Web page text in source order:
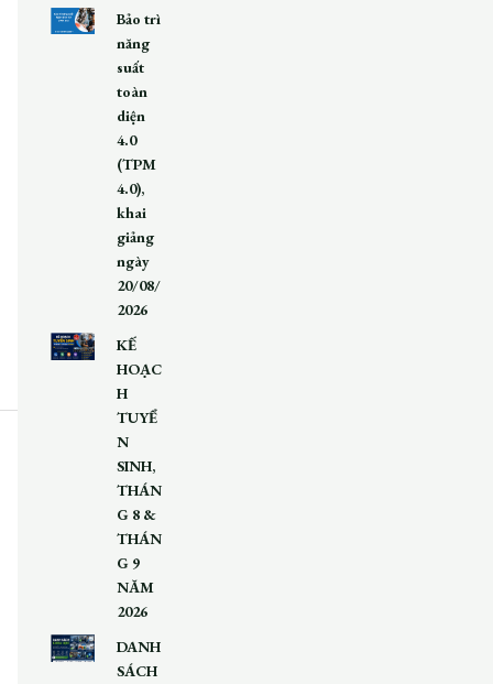
Bảo trì
năng
suất
toàn
diện
4.0
(TPM
4.0),
khai
giảng
ngày
20/08/
2026
KẾ
HOẠC
H
TUYỂ
N
SINH,
THÁN
G 8 &
THÁN
G 9
NĂM
2026
DANH
SÁCH